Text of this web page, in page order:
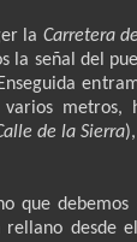
la Carretera
la señal del
varios metros,
de la Sierra
que
desde